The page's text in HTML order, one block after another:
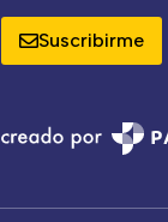
Suscribirme